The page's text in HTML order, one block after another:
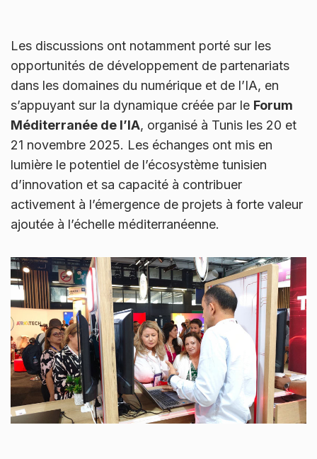
Les discussions ont notamment porté sur les
opportunités de développement de partenariats
dans les domaines du numérique et de l’IA, en
s’appuyant sur la dynamique créée par le Forum
Méditerranée de l’IA, organisé à Tunis les 20 et
21 novembre 2025. Les échanges ont mis en
lumière le potentiel de l’écosystème tunisien
d’innovation et sa capacité à contribuer
activement à l’émergence de projets à forte valeur
ajoutée à l’échelle méditerranéenne.